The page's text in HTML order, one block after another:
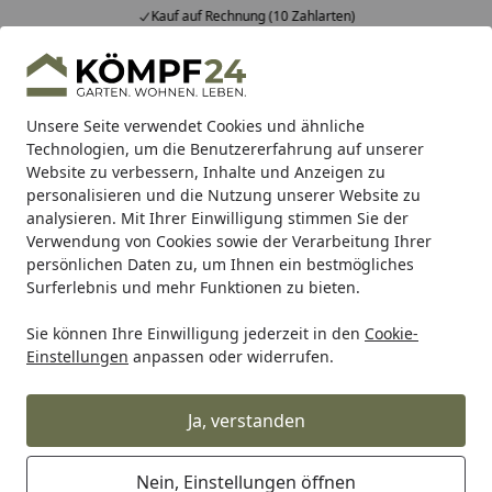
Unsere Seite verwendet Cookies und ähnliche
Technologien, um die Benutzererfahrung auf unserer
Website zu verbessern, Inhalte und Anzeigen zu
personalisieren und die Nutzung unserer Website zu
analysieren. Mit Ihrer Einwilligung stimmen Sie der
Verwendung von Cookies sowie der Verarbeitung Ihrer
persönlichen Daten zu, um Ihnen ein bestmögliches
Surferlebnis und mehr Funktionen zu bieten.
Sie können Ihre Einwilligung jederzeit in den Cookie-
Einstellungen anpassen oder widerrufen.
Ja, verstanden
Nein, Einstellungen öffnen
Kauf auf Rechnung (10 Zahlarten)
Alle Produkte
Mein Konto
Suchen
Startseite
BTR Born to Ride BTR Zentralständer BTR
Adapterplatte für Kawasaki Versys
1000 SE 21-24